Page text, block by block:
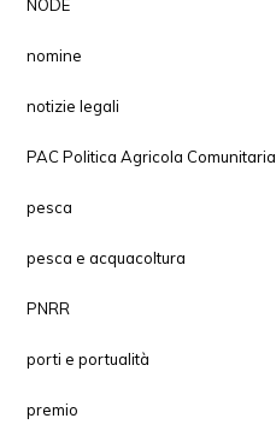
NODE
nomine
notizie legali
PAC Politica Agricola Comunitaria
pesca
pesca e acquacoltura
PNRR
porti e portualità
premio